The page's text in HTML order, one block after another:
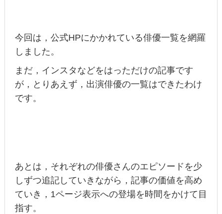
今回は，公式HPにかかれている俳優一覧を網羅
しました。
まだ，インスタなどをはっただけの記事です
が，とりあえず，出演俳優の一覧はできたわけ
です。
あとは，それぞれの俳優さんのエピソードを少
しずつ追記していきながら，記事の価値を高め
ていき，1ページ表示への登場を時間をかけて目
指す。